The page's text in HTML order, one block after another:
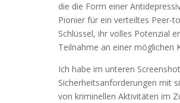
die die Form einer
Pionier für ein verteiltes Peer-
Schlüssel, ihr volles Potenzial
Teilnahme an einer möglichen
Ich habe im unteren
Sicherheitsanforderungen mit
von kriminellen Aktivitäten im